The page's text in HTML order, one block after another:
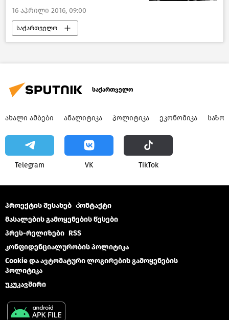
16 აპრილი 2016, 09:00
საქართველო
მსოფლიოს ახალი ამბები
საქართველო
ᲐᲮᲐᲚᲘ ᲐᲛᲑᲔᲑᲘ ᲐᲜᲐᲚᲘᲢᲘᲙᲐ ᲞᲝᲚᲘᲢᲘᲙᲐ ᲔᲙᲝᲜᲝᲛᲘᲙᲐ
Telegram VK ТikТоk
პროექტის შესახებ Კონტაქტი
მასალების გამოყენების წესები
პრეს-რელიზები RSS
კონფიდენციალურობის პოლიტიკა
Cookie და ავტომატური ლოგირების გამოყენების
პოლიტიკა
უკუკავშირი